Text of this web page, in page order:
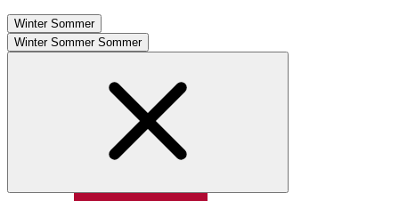
Winter Sommer
Winter Sommer Sommer